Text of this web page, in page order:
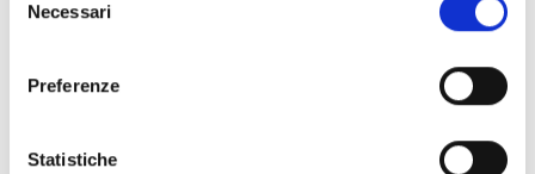
delNecessari
Preferenze
Statistiche
Accesorios para detectores Enea - Materiales (35)
Accesorios Senseware
Accesorios de la serie Industrial (17)